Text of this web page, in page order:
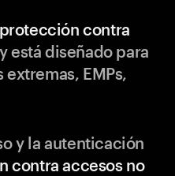
protección contra
está diseñado para
EMPs,
y la autenticación
contra accesos no